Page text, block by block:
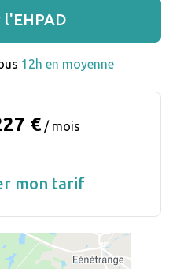
12h en moyenne
€/ mois
mon tarif